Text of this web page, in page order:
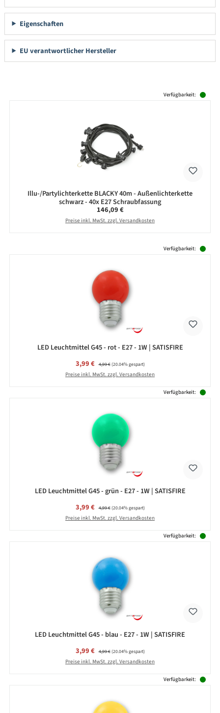
Eigenschaften
EU verantwortlicher Hersteller
Verfügbarkeit:
Illu-/Partylichterkette BLACKY 40m - Außenlichterkette
schwarz - 40x E27 Schraubfassung
Regulärer Preis:
146,09 €
Preise inkl. MwSt. zzgl. Versandkosten
Verfügbarkeit:
LED Leuchtmittel G45 - rot - E27 - 1W | SATISFIRE
Verkaufspreis:
3,99 € Regulärer Preis:
4,99 €(20.04% gespart)
Preise inkl. MwSt. zzgl. Versandkosten
Verfügbarkeit:
LED Leuchtmittel G45 - grün - E27 - 1W | SATISFIRE
Verkaufspreis:
3,99 € Regulärer Preis:
4,99 €(20.04% gespart)
Preise inkl. MwSt. zzgl. Versandkosten
Verfügbarkeit:
LED Leuchtmittel G45 - blau - E27 - 1W | SATISFIRE
Verkaufspreis:
3,99 € Regulärer Preis:
4,99 €(20.04% gespart)
Preise inkl. MwSt. zzgl. Versandkosten
Verfügbarkeit: